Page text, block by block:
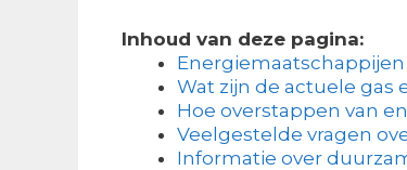
Inhoud van deze pagina:
Wat zijn de actuele gas
Hoe overstappen van
Veelgestelde vragen
Informatie over